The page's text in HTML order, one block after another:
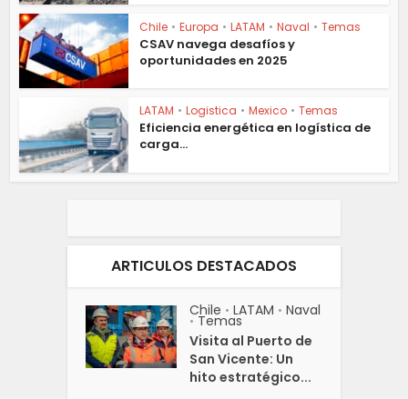
Chile • Europa • LATAM • Naval • Temas
CSAV navega desafíos y
oportunidades en 2025
LATAM • Logistica • Mexico • Temas
Eficiencia energética en logística de
carga...
ARTICULOS DESTACADOS
Chile • LATAM • Naval
• Temas
Visita al Puerto de
San Vicente: Un
hito estratégico...